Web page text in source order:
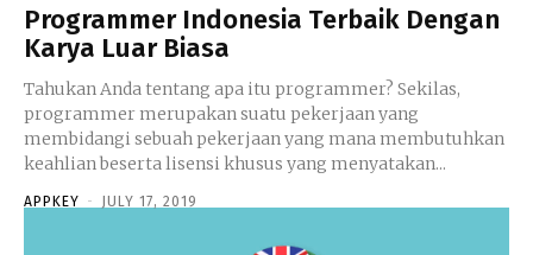
Programmer Indonesia Terbaik Dengan
Karya Luar Biasa
Tahukan Anda tentang apa itu programmer? Sekilas,
programmer merupakan suatu pekerjaan yang
membidangi sebuah pekerjaan yang mana membutuhkan
keahlian beserta lisensi khusus yang menyatakan...
APPKEY - JULY 17, 2019